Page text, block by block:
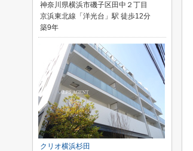
神奈川県横浜市磯子区田中２丁目
京浜東北線「洋光台」駅 徒歩12分
築9年
クリオ横浜杉田